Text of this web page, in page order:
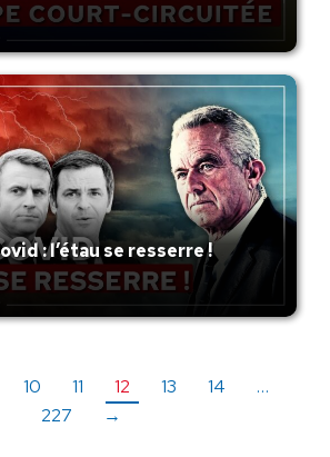
: l’étau se resserre !
10 11 12 13 14
…
227
→